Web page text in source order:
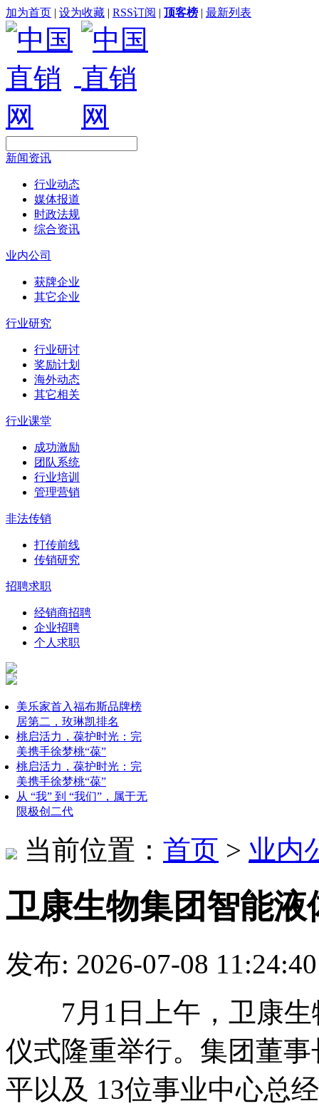
加为首页 | 设为收藏 | RSS订阅 | 顶客榜 | 最新列表
新闻资讯
行业动态
媒体报道
时政法规
综合资讯
业内公司
获牌企业
其它企业
行业研究
行业研讨
奖励计划
海外动态
其它相关
行业课堂
成功激励
团队系统
行业培训
管理营销
非法传销
打传前线
传销研究
招聘求职
经销商招聘
企业招聘
个人求职
美乐家首入福布斯品牌榜
居第二，玫琳凯排名
桃启活力，葆护时光：完
美携手徐梦桃“葆”
桃启活力，葆护时光：完
美携手徐梦桃“葆”
从 “我” 到 “我们”，属于无
限极创二代
当前位置： 首页 > 业内
卫康生物集团智能
发布: 2026-07-08
7月1日上午，卫康生
仪式隆重举行。集团董
平以及 13位事业中心总